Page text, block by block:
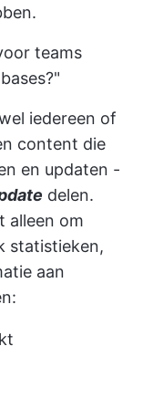
teams
iedereen of
content die
en updaten -
delen.
alleen om
statistieken,
aan